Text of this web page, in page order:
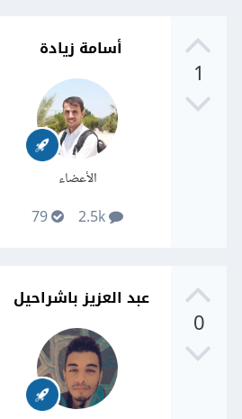
1
أسامة زيادة
الأعضاء
0
عبد العزيز باشراحيل